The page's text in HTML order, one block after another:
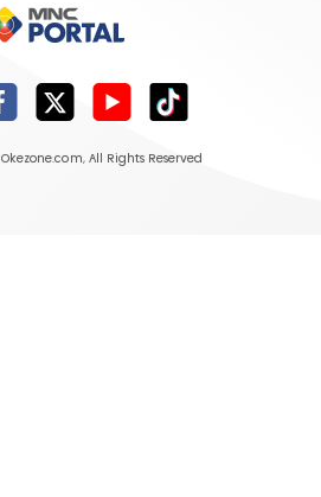
Okezone.com, All Rights Reserved